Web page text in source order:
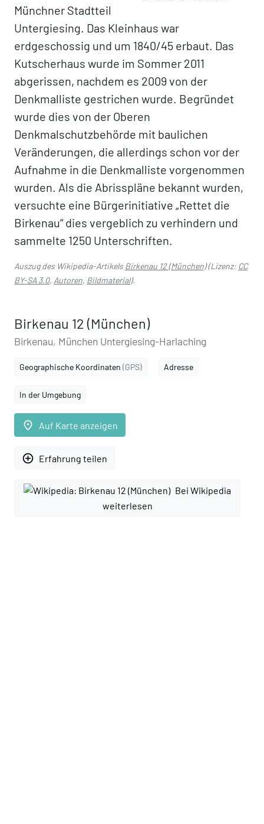
Münchner Stadtteil
Untergiesing. Das Kleinhaus war
erdgeschossig und um 1840/45 erbaut. Das
Kutscherhaus wurde im Sommer 2011
abgerissen, nachdem es 2009 von der
Denkmalliste gestrichen wurde. Begründet
wurde dies von der Oberen
Denkmalschutzbehörde mit baulichen
Veränderungen, die allerdings schon vor der
Aufnahme in die Denkmalliste vorgenommen
wurden. Als die Abrisspläne bekannt wurden,
versuchte eine Bürgerinitiative „Rettet die
Birkenau“ dies vergeblich zu verhindern und
sammelte 1250 Unterschriften.
Auszug des Wikipedia-ArtikelsBirkenau 12 (München)(Lizenz: CC
BY-SA 3.0, Autoren, Bildmaterial).
Birkenau 12 (München)
Birkenau, München Untergiesing-Harlaching
Geographische Koordinaten (GPS) Adresse
In der Umgebung
place Auf Karte anzeigen
add_circle_outline Erfahrung teilen
Bei Wikipedia
weiterlesen